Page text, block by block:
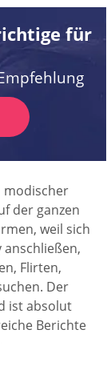
für
modischer
der ganzen
weil sich
Flirten,
Der
ist absolut
Berichte